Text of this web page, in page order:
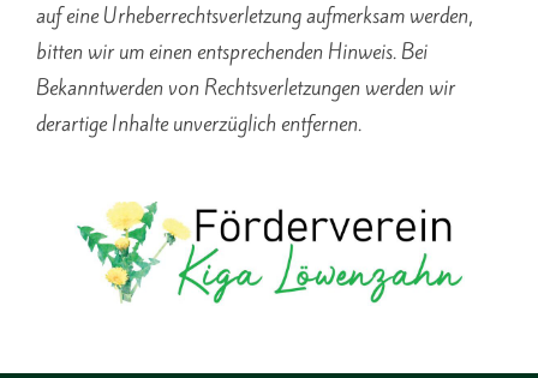
auf eine Urheberrechtsverletzung aufmerksam werden,
bitten wir um einen entsprechenden Hinweis. Bei
Bekanntwerden von Rechtsverletzungen werden wir
derartige Inhalte unverzüglich entfernen.